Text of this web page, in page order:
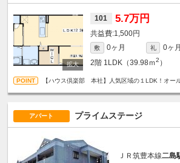
101 5.7万円
1,500円
敷 0ヶ月 礼
0ヶ月
2階 1LDK（39.98ｍ2 ）
【ハウス倶楽部 本社】人気区域の１LDK！オー
アパート プライムステージ
ＪＲ筑豊本線二島